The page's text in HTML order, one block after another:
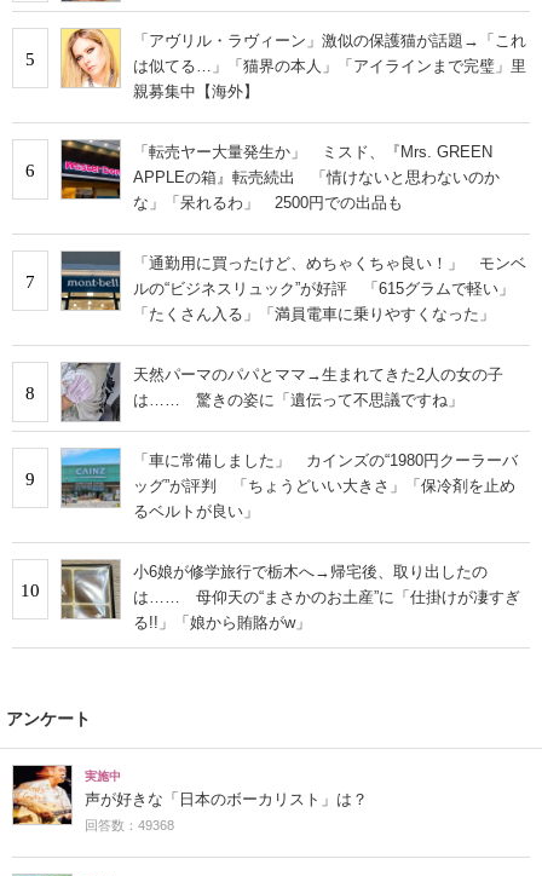
5
「アヴリル・ラヴィーン」激似の保護猫が話題→「これ
は似てる…」「猫界の本人」「アイラインまで完璧」里
親募集中【海外】
6
「転売ヤー大量発生か」 ミスド、『Mrs. GREEN
APPLEの箱』転売続出 「情けないと思わないのか
な」「呆れるわ」 2500円での出品も
7
「通勤用に買ったけど、めちゃくちゃ良い！」 モンベ
ルの“ビジネスリュック”が好評 「615グラムで軽い」
「たくさん入る」「満員電車に乗りやすくなった」
8
天然パーマのパパとママ→生まれてきた2人の女の子
は…… 驚きの姿に「遺伝って不思議ですね」
9
「車に常備しました」 カインズの“1980円クーラーバ
ッグ”が評判 「ちょうどいい大きさ」「保冷剤を止め
るベルトが良い」
10
小6娘が修学旅行で栃木へ→帰宅後、取り出したの
は…… 母仰天の“まさかのお土産”に「仕掛けが凄すぎ
る!!」「娘から賄賂がw」
アンケート
実施中
声が好きな「日本のボーカリスト」は？
回答数：49368